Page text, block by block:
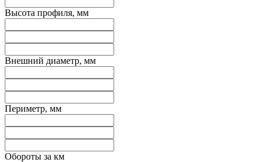
Высота профиля, мм
Внешний диаметр, мм
Периметр, мм
Обороты за км